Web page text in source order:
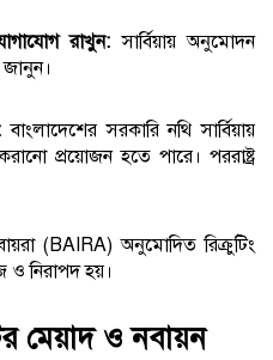
রাখুন: সার্বিয়ায় অনুমোদন
জানুন।
বাংলাদেশের সরকারি নথি সার্বিয়ায়
প্রয়োজন হতে পারে। পররাষ্ট্র
(BAIRA) অনুমোদিত রিক্রুটিং
ও নিরাপদ হয়।
মেয়াদ ও নবায়ন